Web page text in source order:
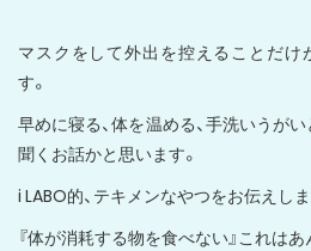
マスクをして外出を控えることだけ
す。
早めに寝る、体を温める、手洗いうが
聞くお話かと思います。
i LABO的、テキメンなやつをお伝えしま
『体が消耗する物を食べない』これは